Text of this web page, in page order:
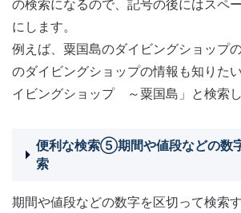
の検索になるので、記号の後にはスペ
にします。
例えば、粟国島のダイビングショップ
のダイビングショップの情報も知りた
イビングショップ ～粟国島」と検索し
便利な検索⑤期間や値段などの数
索
期間や値段などの数字を区切って検索